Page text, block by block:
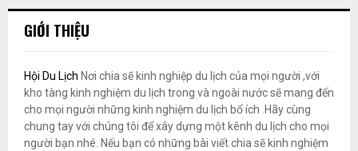
GIỚI THIỆU
Hội Du Lịch Nơi chia sẽ kinh nghiệp du lịch của mọi người ,với
kho tàng kinh nghiệm du lịch trong và ngoài nước sẽ mang đến
cho mọi người những kinh nghiệm du lịch bổ ích .Hãy cùng
chung tay với chúng tôi để xây dựng một kênh du lịch cho mọi
người bạn nhé. Nếu bạn có những bài viết chia sẽ kinh nghiệm